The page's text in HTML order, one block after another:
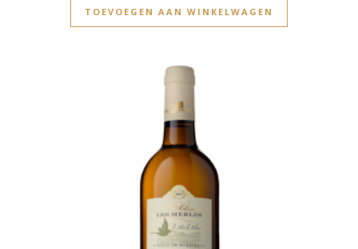
TOEVOEGEN AAN WINKELWAGEN